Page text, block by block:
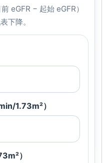
eGFR − 起始 eGFR）
下降。
1.73m²）
）